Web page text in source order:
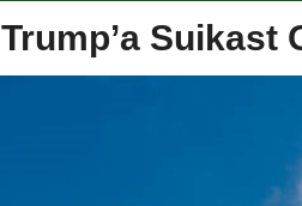
Trump’a Suikast
Askerlik